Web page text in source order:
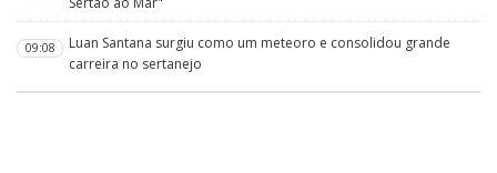
09:08
Luan Santana surgiu como um meteoro e consolidou grande
carreira no sertanejo